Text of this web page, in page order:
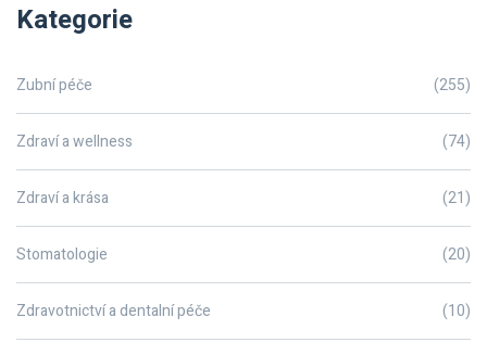
Kategorie
Zubní péče (255)
Zdraví a wellness (74)
Zdraví a krása (21)
Stomatologie (20)
Zdravotnictví a dentalní péče (10)